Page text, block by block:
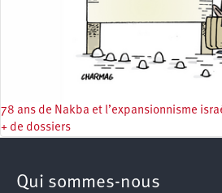
78 ans de Nakba et l’expansionnisme
+ de dossiers
Qui sommes-nous